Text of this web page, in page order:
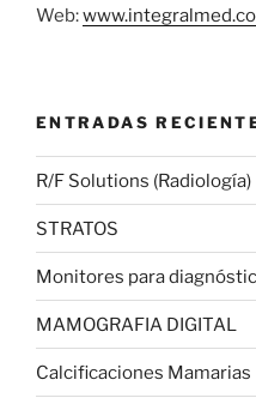
Web:
ENTRADAS
R/F Solutions (Radiología)
STRATOS
Monitores para
MAMOGRAFIA DIGITAL
Calcificaciones Mamarias